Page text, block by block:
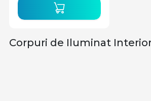
Corpuri de Iluminat